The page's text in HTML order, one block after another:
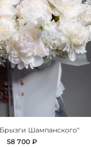
Шампанского"
58 700 ₽